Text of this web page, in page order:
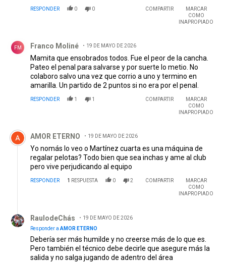
RESPONDER 0 0 COMPARTIR
MARCAR
COMO
INAPROPIADO
FM Franco Moliné 19 DE MAYO DE 2026
Mamita que ensobrados todos. Fue el peor de la cancha.
Pateo el penal para salvarse y por suerte lo metio. No
colaboro salvo una vez que corrio a uno y termino en
amarilla. Un partido de 2 puntos si no era por el penal.
RESPONDER 1 1 COMPARTIR
MARCAR
COMO
INAPROPIADO
Comentario de AMOR ETERNO.
AMOR ETERNO 19 DE MAYO DE 2026
Yo nomás lo veo o Martínez cuarta es una máquina de
regalar pelotas? Todo bien que sea inchas y ame al club
pero vive perjudicando al equipo
RESPONDER 1 RESPUESTA 0 2 COMPARTIR
MARCAR
COMO
INAPROPIADO
RaulodeChás
19 DE MAYO DE 2026
Responder aAMOR ETERNO
Debería ser más humilde y no creerse más de lo que es.
Pero también el técnico debe decirle que asegure más la
salida y no salga jugando de adentro del área